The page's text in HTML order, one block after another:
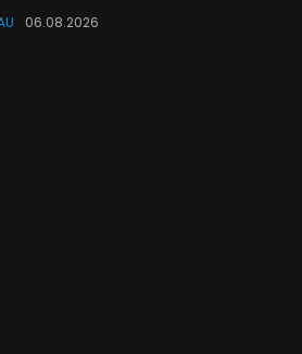
06.08.2026